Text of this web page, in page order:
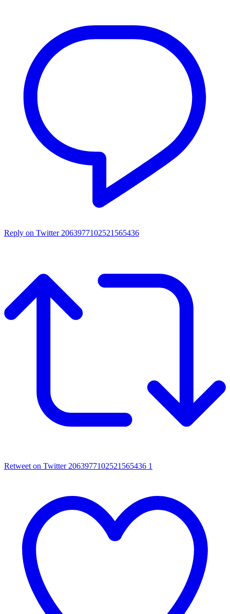
Reply on Twitter 2063977102521565436
Retweet on Twitter 2063977102521565436 1